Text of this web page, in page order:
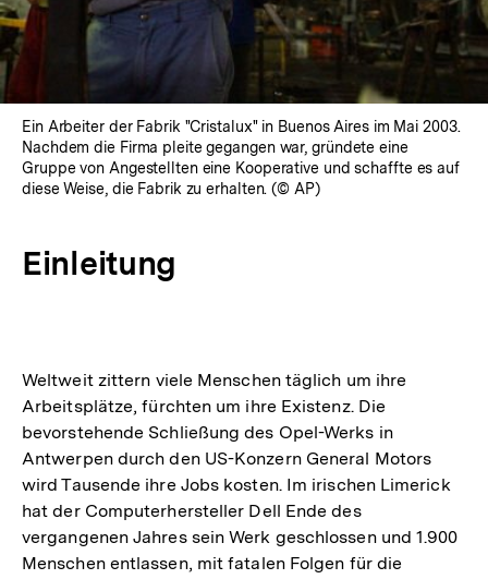
Ein Arbeiter der Fabrik "Cristalux" in Buenos Aires im Mai 2003.
Nachdem die Firma pleite gegangen war, gründete eine
Gruppe von Angestellten eine Kooperative und schaffte es auf
diese Weise, die Fabrik zu erhalten. (© AP)
Einleitung
Weltweit zittern viele Menschen täglich um ihre
Arbeitsplätze, fürchten um ihre Existenz. Die
bevorstehende Schließung des Opel-Werks in
Antwerpen durch den US-Konzern General Motors
wird Tausende ihre Jobs kosten. Im irischen Limerick
hat der Computerhersteller Dell Ende des
vergangenen Jahres sein Werk geschlossen und 1.900
Menschen entlassen, mit fatalen Folgen für die